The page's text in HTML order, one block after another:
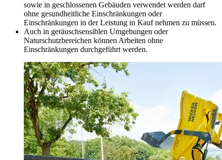
sowie in geschlossenen Gebäuden verwendet werden darf
ohne gesundheitliche Einschränkungen oder
Einschränkungen in der Leistung in Kauf nehmen zu müssen.
Auch in geräuschsensiblen Umgebungen oder
Naturschutzbereichen können Arbeiten ohne
Einschränkungen durchgeführt werden.